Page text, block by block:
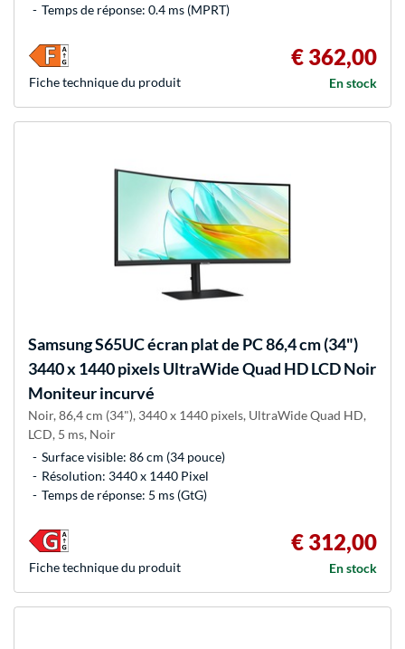
Temps de réponse: 0.4 ms (MPRT)
€ 362,00
En stock
Fiche technique du produit
SamsungS65UC écran plat de PC 86,4 cm (34")
3440 x 1440 pixels UltraWide Quad HD LCD Noir
Moniteur incurvé
Noir, 86,4 cm (34"), 3440 x 1440 pixels, UltraWide Quad HD,
LCD, 5 ms, Noir
Surface visible: 86 cm (34 pouce)
Résolution: 3440 x 1440 Pixel
Temps de réponse: 5 ms (GtG)
€ 312,00
En stock
Fiche technique du produit